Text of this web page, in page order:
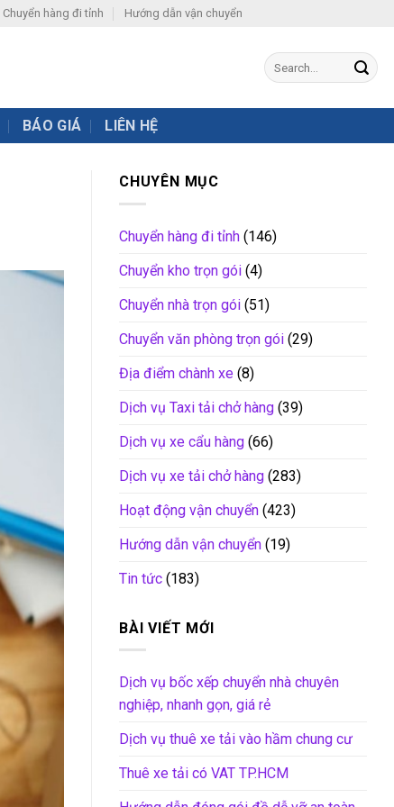
Chuyển hàng đi tỉnh Hướng dẫn vận chuyển
BÁO GIÁ LIÊN HỆ
CHUYÊN MỤC
Chuyển hàng đi tỉnh (146)
Chuyển kho trọn gói (4)
Chuyển nhà trọn gói (51)
Chuyển văn phòng trọn gói (29)
Địa điểm chành xe (8)
Dịch vụ Taxi tải chở hàng (39)
Dịch vụ xe cẩu hàng (66)
Dịch vụ xe tải chở hàng (283)
Hoạt động vận chuyển (423)
Hướng dẫn vận chuyển (19)
Tin tức (183)
BÀI VIẾT MỚI
Dịch vụ bốc xếp chuyển nhà chuyên
nghiệp, nhanh gọn, giá rẻ
Dịch vụ thuê xe tải vào hầm chung cư
Thuê xe tải có VAT TP.HCM